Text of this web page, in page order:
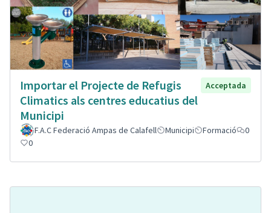
Importar el Projecte de Refugis
Climatics als centres educatius del
Municipi
Acceptada
F.A.C Federació Ampas de Calafell Municipi Formació
0
0